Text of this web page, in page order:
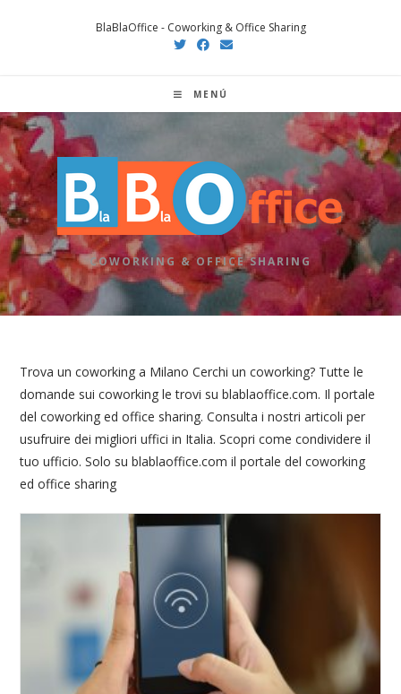
BlaBlaOffice - Coworking & Office Sharing
MENÚ
COWORKING & OFFICE SHARING
Trova un coworking a Milano Cerchi un coworking? Tutte le
domande sui coworking le trovi su blablaoffice.com. Il portale
del coworking ed office sharing. Consulta i nostri articoli per
usufruire dei migliori uffici in Italia. Scopri come condividere il
tuo ufficio. Solo su blablaoffice.com il portale del coworking
ed office sharing